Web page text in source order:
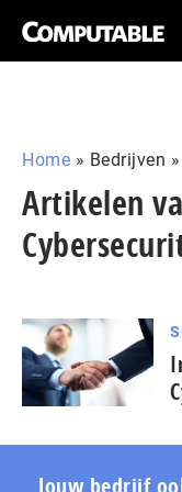
Home » Bedrijven »
Artikelen
Jouw bedrijf